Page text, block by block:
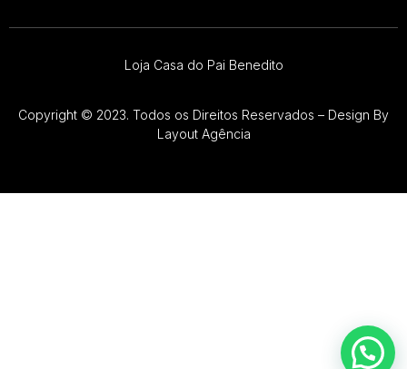
Loja Casa do Pai Benedito
Copyright © 2023. Todos os Direitos Reservados – Design By
Layout Agência